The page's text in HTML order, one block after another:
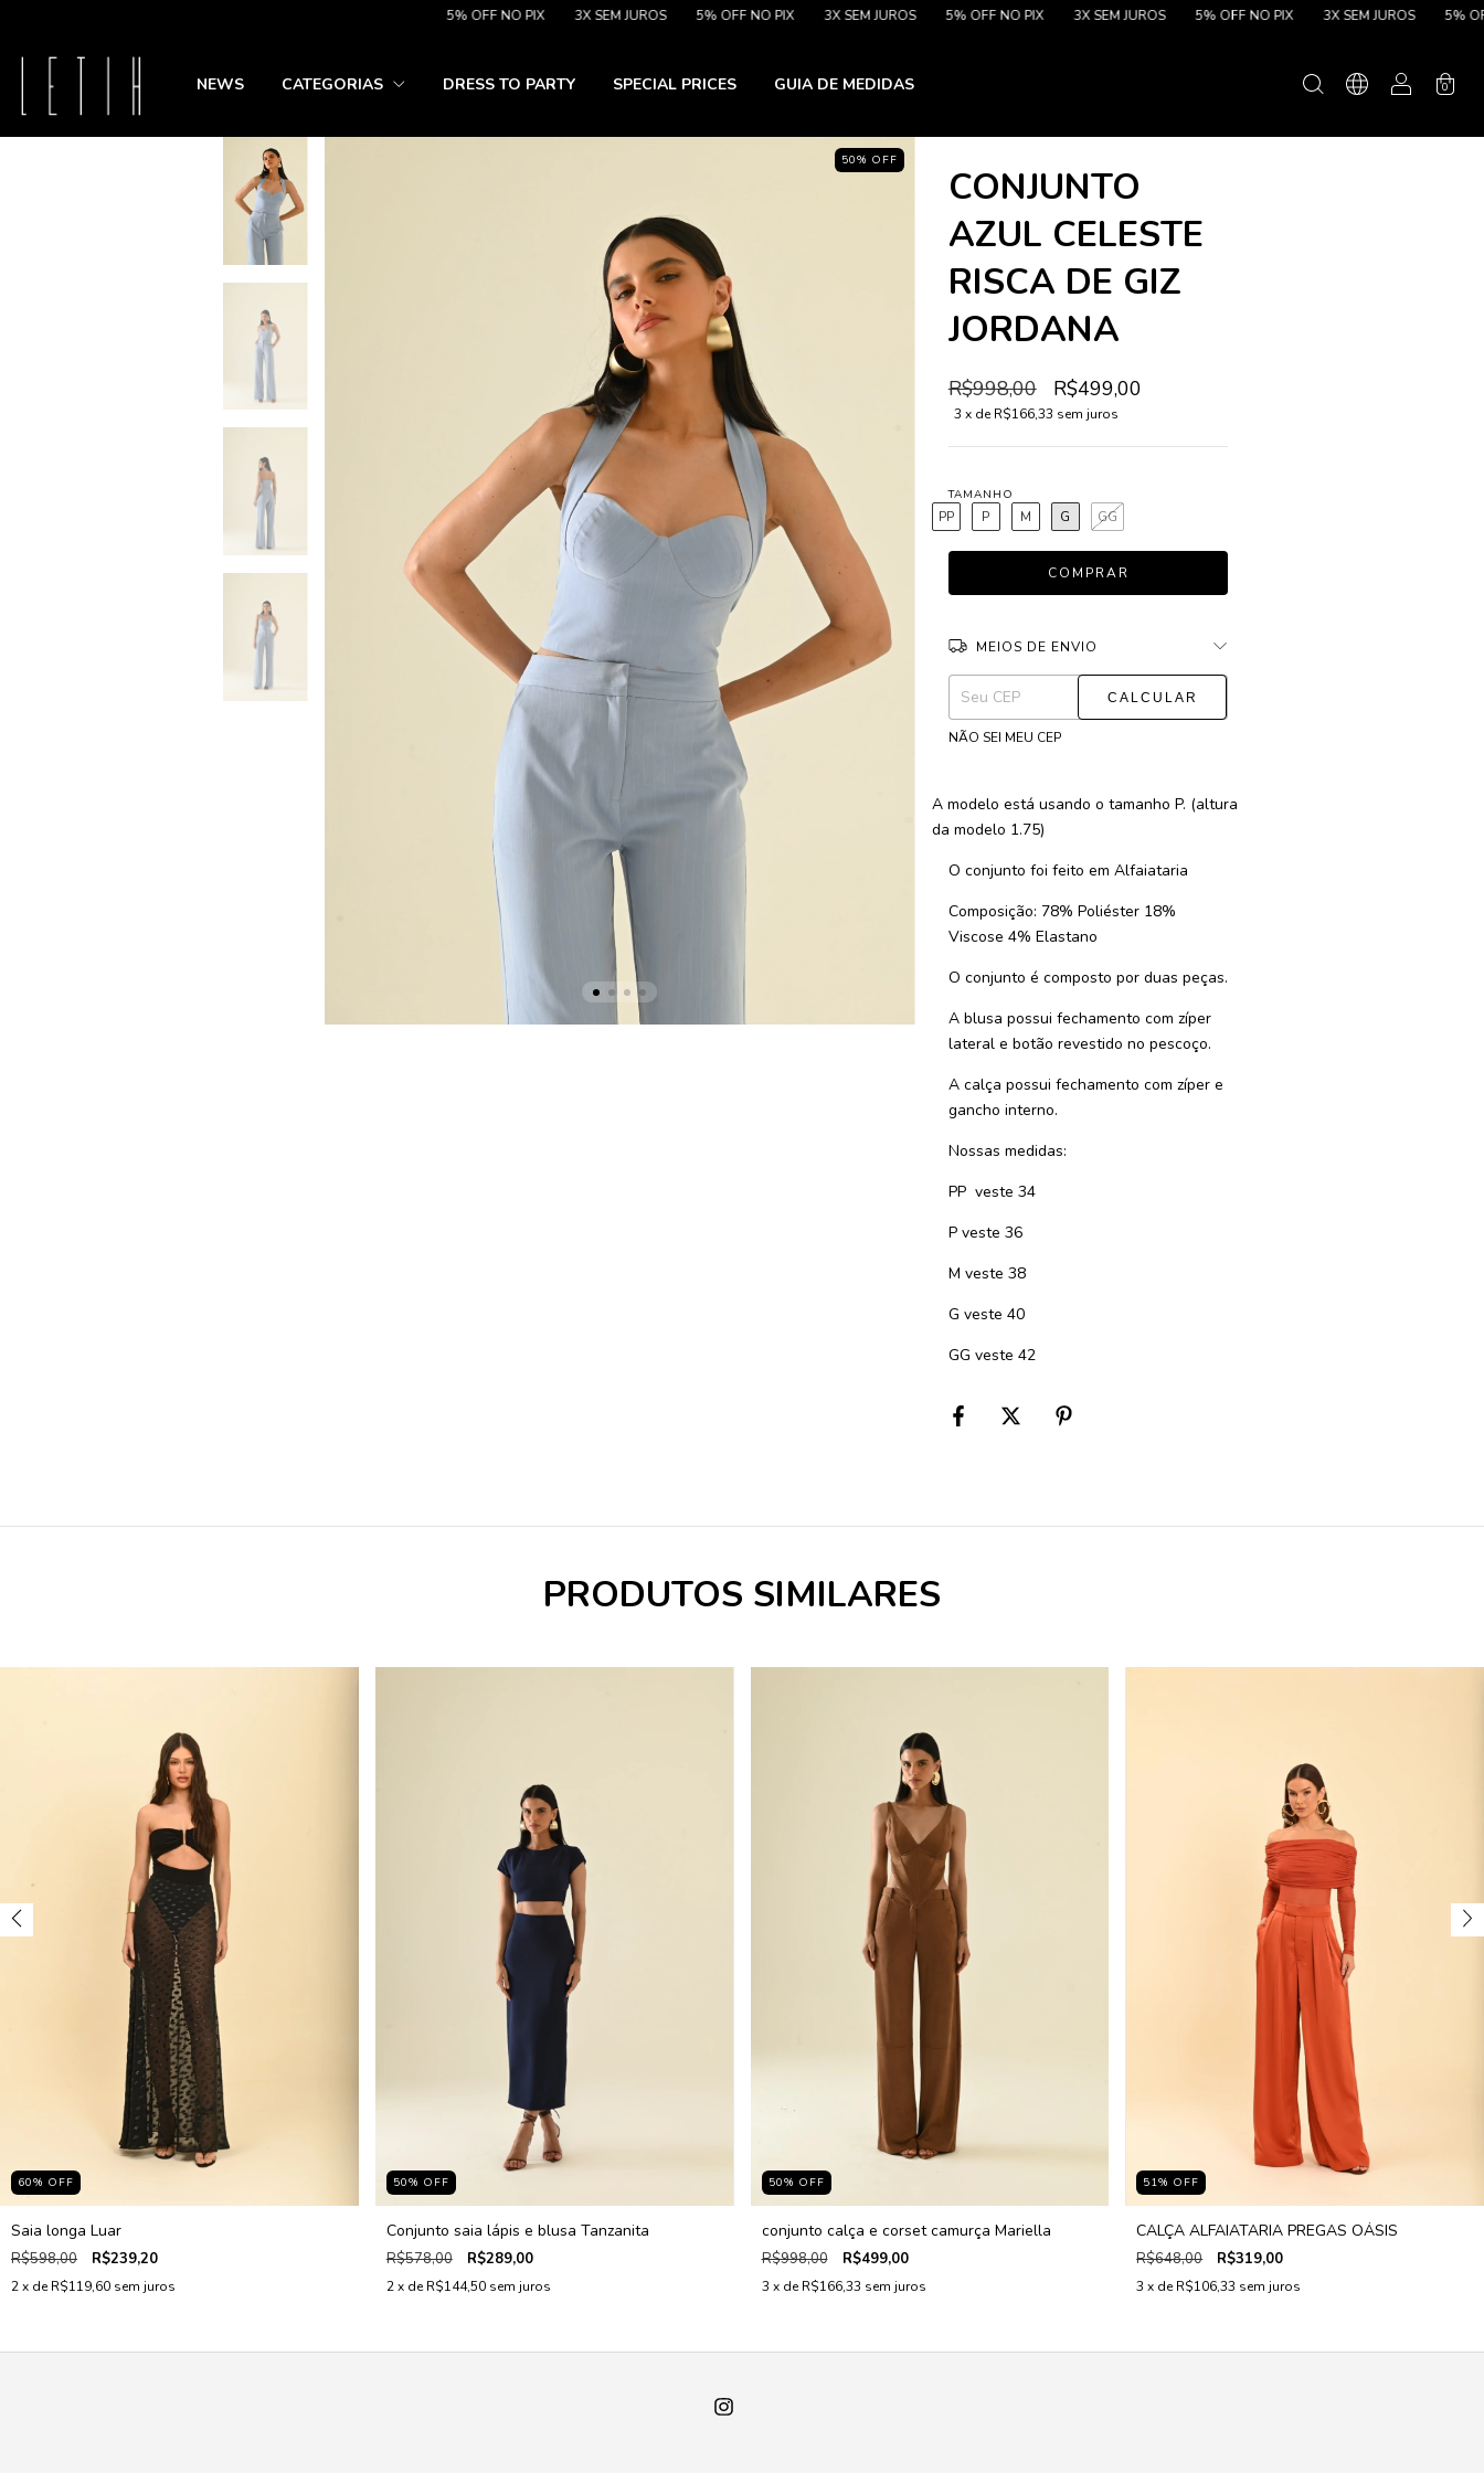
5% OFF NO PIX 3X SEM JUROS 5% OFF NO PIX 3X SEM JUROS 5% OFF NO PIX 3X SEM JUROS 5% OFF NO PIX 3X SEM JUROS 5% OFF NO
NEWS CATEGORIAS DRESS TO PARTY SPECIAL PRICES GUIA DE MEDIDAS 0
50% OFF
CONJUNTO
AZUL CELESTE
RISCA DE GIZ
JORDANA
R$998,00 R$499,00
3 x deR$166,33 sem juros
TAMANHO
GG
G
M
P
PP
MEIOS DE ENVIO
Entregas para o CEP:
ALTERAR CEP
NÃO SEI MEU CEP
A modelo está usando o tamanho P. (altura
da modelo 1.75)
O conjunto foi feito em Alfaiataria
Composição: 78% Poliéster 18%
Viscose 4% Elastano
O conjunto é composto por duas peças.
A blusa possui fechamento com zíper
lateral e botão revestido no pescoço.
A calça possui fechamento com zíper e
gancho interno.
Nossas medidas:
PP veste 34
P veste 36
M veste 38
G veste 40
GG veste 42
PRODUTOS SIMILARES
60% OFF
Saia longa Luar
R$598,00 R$239,20
2x deR$119,60 sem juros
50% OFF
Conjunto saia lápis e blusa Tanzanita
R$578,00 R$289,00
2 x deR$144,50 sem juros
50% OFF
conjunto calça e corset camurça Mariella
R$998,00 R$499,00
3 x deR$166,33 sem juros
51% OFF
CALÇA ALFAIATARIA PREGAS OÁSIS
R$648,00 R$319,00
3 x deR$106,33 sem juros